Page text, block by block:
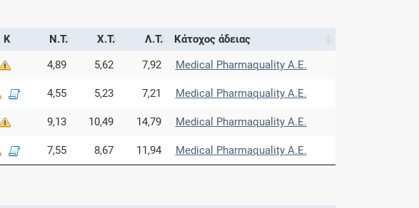
Κ Ν.Τ. Χ.Τ. Λ.Τ.
Κάτοχος άδειας
4,89 5,62 7,92 Medical Pharmaquality Α.Ε.
4,55 5,23 7,21 Medical Pharmaquality Α.Ε.
9,13 10,49 14,79 Medical Pharmaquality Α.Ε.
7,55 8,67 11,94 Medical Pharmaquality Α.Ε.